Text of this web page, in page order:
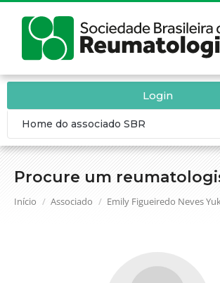
Procure um
Você está aqui:
Início Associado Emily Figueiredo Neves
Login
Home do associado SBR